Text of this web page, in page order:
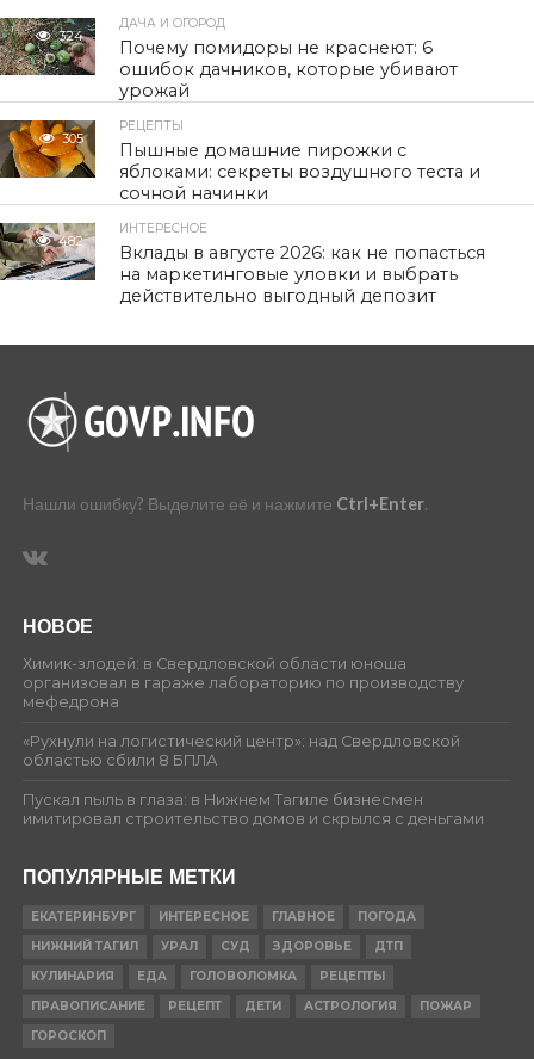
324
ДАЧА И ОГОРОД
Почему помидоры не краснеют: 6
ошибок дачников, которые убивают
урожай
305
РЕЦЕПТЫ
Пышные домашние пирожки с
яблоками: секреты воздушного теста и
сочной начинки
482
ИНТЕРЕСНОЕ
Вклады в августе 2026: как не попасться
на маркетинговые уловки и выбрать
действительно выгодный депозит
Нашли ошибку? Выделите её и нажмите Ctrl+Enter.
НОВОЕ
Химик-злодей: в Свердловской области юноша
организовал в гараже лабораторию по производству
мефедрона
«Рухнули на логистический центр»: над Свердловской
областью сбили 8 БПЛА
Пускал пыль в глаза: в Нижнем Тагиле бизнесмен
имитировал строительство домов и скрылся с деньгами
ПОПУЛЯРНЫЕ МЕТКИ
ЕКАТЕРИНБУРГ ИНТЕРЕСНОЕ ГЛАВНОЕ
ПОГОДА
НИЖНИЙ ТАГИЛ
УРАЛ СУД ЗДОРОВЬЕ
ДТП
КУЛИНАРИЯ
ЕДА ГОЛОВОЛОМКА
РЕЦЕПТЫ
ПРАВОПИСАНИЕ
РЕЦЕПТ ДЕТИ АСТРОЛОГИЯ
ПОЖАР
ГОРОСКОП